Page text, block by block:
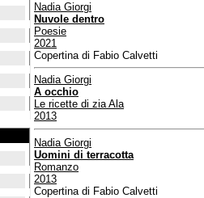
Nadia Giorgi
Nuvole dentro
Poesie
2021
Copertina di Fabio Calvetti
Nadia Giorgi
A occhio
Le ricette di zia Ala
2013
Nadia Giorgi
Uomini di terracotta
Romanzo
2013
Copertina di Fabio Calvetti